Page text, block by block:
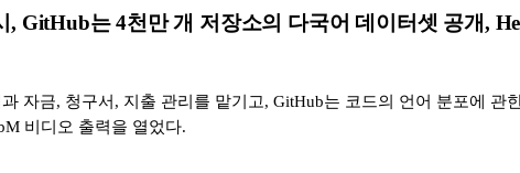
GitHub는 4천만 개 저장소의 다국어 데이터셋 공개,
자금, 청구서, 지출 관리를 맡기고, GitHub는 코드의 언어 분포에 관
비디오 출력을 열었다.